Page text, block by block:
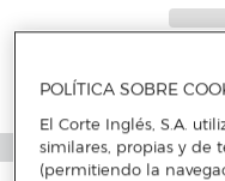
POLÍTICA SOBRE
El Corte Inglés, S.A.
similares, propias y de
(permitiendo la